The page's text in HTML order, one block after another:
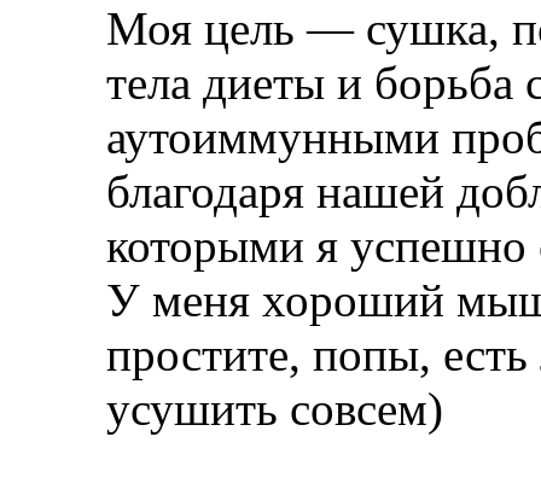
Моя цель — сушка,
тела диеты и борьба
аутоиммунными
благодаря нашей
которыми я успешно
У меня хороший
простите, попы,
усушить совсем)